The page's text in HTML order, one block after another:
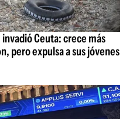
Ceuta: crece más
pero expulsa a sus jóvenes